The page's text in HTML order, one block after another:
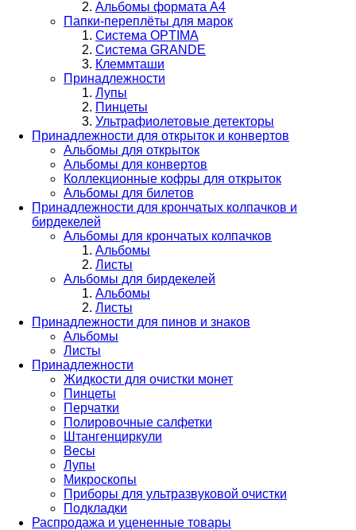
Альбомы формата А4
Папки-переплёты для марок
Система OPTIMA
Система GRANDE
Клеммташи
Принадлежности
Лупы
Пинцеты
Ультрафиолетовые детекторы
Принадлежности для открыток и конвертов
Альбомы для открыток
Альбомы для конвертов
Коллекционные кофры для открыток
Альбомы для билетов
Принадлежности для крончатых колпачков и
бирдекелей
Альбомы для крончатых колпачков
Альбомы
Листы
Альбомы для бирдекелей
Альбомы
Листы
Принадлежности для пинов и знаков
Альбомы
Листы
Принадлежности
Жидкости для очистки монет
Пинцеты
Перчатки
Полировочные салфетки
Штангенциркули
Весы
Лупы
Микроскопы
Приборы для ультразвуковой очистки
Подкладки
Распродажа и уцененные товары